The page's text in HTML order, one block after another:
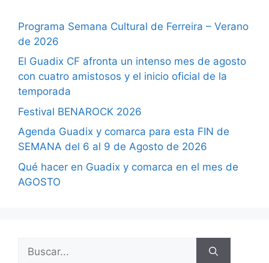
Programa Semana Cultural de Ferreira – Verano
de 2026
El Guadix CF afronta un intenso mes de agosto
con cuatro amistosos y el inicio oficial de la
temporada
Festival BENAROCK 2026
Agenda Guadix y comarca para esta FIN de
SEMANA del 6 al 9 de Agosto de 2026
Qué hacer en Guadix y comarca en el mes de
AGOSTO